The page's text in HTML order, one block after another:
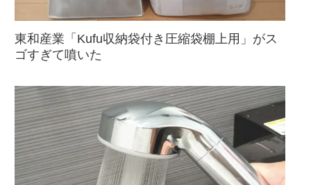
東和産業「Kufu収納袋付き圧縮袋棚上用」がス
ゴすぎて噴いた